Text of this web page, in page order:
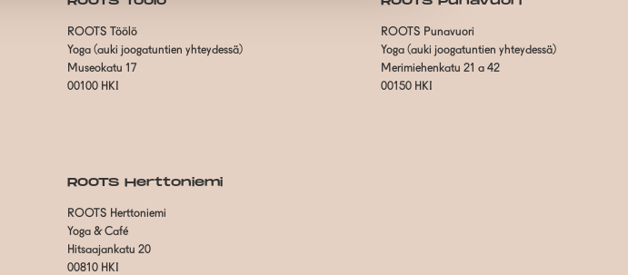
ROOTS Töölö
Yoga (auki joogatuntien yhteydessä)
Museokatu 17
00100 HKI
ROOTS Punavuori
Yoga (auki joogatuntien yhteydessä)
Merimiehenkatu 21 a 42
00150 HKI
ROOTS Herttoniemi
ROOTS Herttoniemi
Yoga & Café
Hitsaajankatu 20
00810 HKI